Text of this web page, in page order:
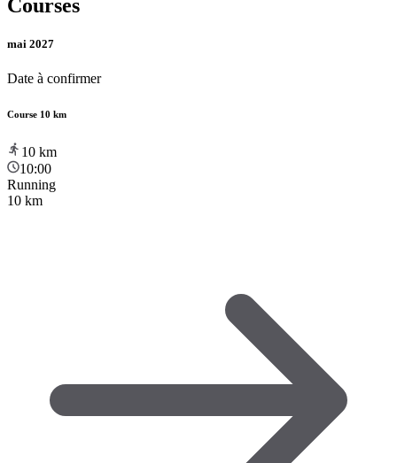
Courses
mai 2027
Date à confirmer
Course 10 km
10 km
10:00
Running
10 km